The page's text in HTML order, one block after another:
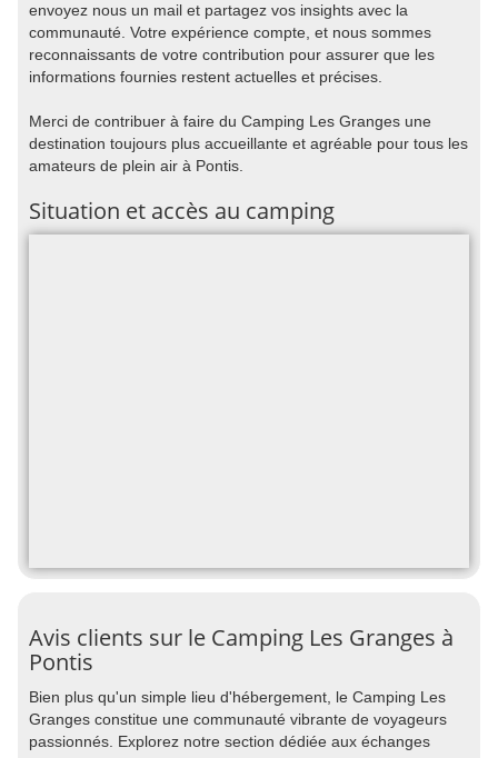
envoyez nous un mail et partagez vos insights avec la
communauté. Votre expérience compte, et nous sommes
reconnaissants de votre contribution pour assurer que les
informations fournies restent actuelles et précises.
Merci de contribuer à faire du Camping Les Granges une
destination toujours plus accueillante et agréable pour tous les
amateurs de plein air à Pontis.
Situation et accès au camping
Avis clients sur le Camping Les Granges à
Pontis
Bien plus qu'un simple lieu d'hébergement, le Camping Les
Granges constitue une communauté vibrante de voyageurs
passionnés. Explorez notre section dédiée aux échanges